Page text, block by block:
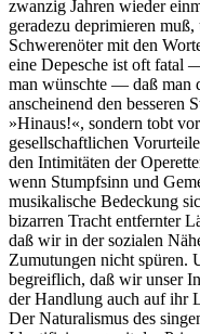
zwanzig Jahren wieder
geradezu deprimieren
Schwerenöter mit den
eine Depesche ist oft
man wünschte — daß man
anscheinend den besseren
»Hinaus!«, sondern tobt
gesellschaftlichen
den Intimitäten der
wenn Stumpfsinn und
musikalische Bedeckung
bizarren Tracht entfernter
daß wir in der sozialen
Zumutungen nicht spüren.
begreiflich, daß wir unser
der Handlung auch auf ihr
Der Naturalismus des